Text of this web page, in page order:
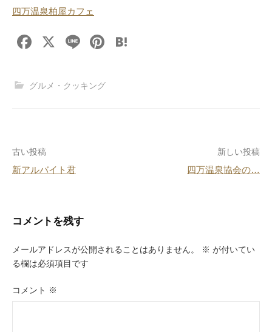
四万温泉柏屋カフェ
F
c
o
k
X
Li
e
Pi
グルメ・クッキング
投
稿
ビ
ゲ
ー
シ
古い投稿
新アルバイト君
新しい投稿
四万温泉協会の…
コメントを残す
メールアドレスが公開されることはありません。 ※ が付いてい
る欄は必須項目です
コメント ※